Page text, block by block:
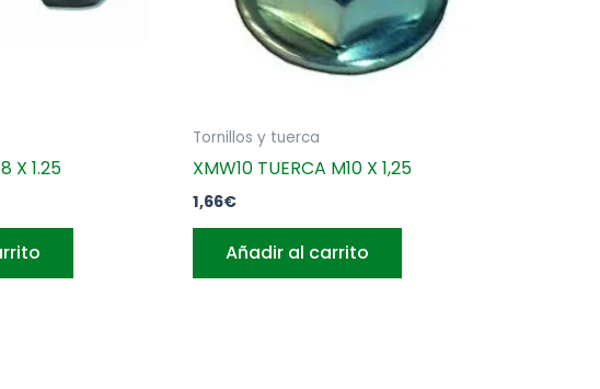
X 1.25
Tornillos y tuerca
XMW10 TUERCA M10 X 1,25
1,66€
Añadir al carrito